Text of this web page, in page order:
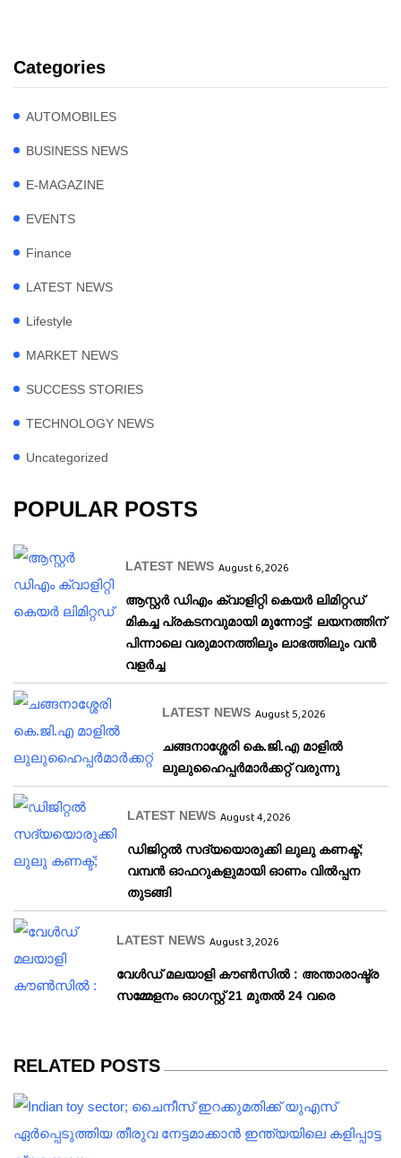
Categories
AUTOMOBILES
BUSINESS NEWS
E-MAGAZINE
EVENTS
Finance
LATEST NEWS
Lifestyle
MARKET NEWS
SUCCESS STORIES
TECHNOLOGY NEWS
Uncategorized
POPULAR POSTS
LATEST NEWS August 6, 2026
ആസ്റ്റർ ഡിഎം ക്വാളിറ്റി കെയർ ലിമിറ്റഡ്
മികച്ച പ്രകടനവുമായി മുന്നോട്ട്: ലയനത്തിന്
പിന്നാലെ വരുമാനത്തിലും ലാഭത്തിലും വൻ
വളർച്ച
LATEST NEWS August 5, 2026
ചങ്ങനാശ്ശേരി കെ.ജി.എ മാളിൽ
ലുലുഹൈപ്പർമാർക്കറ്റ് വരുന്നു
LATEST NEWS August 4, 2026
ഡിജിറ്റൽ സദ്യയൊരുക്കി ലുലു കണക്ട്;
വമ്പൻ ഓഫറുകളുമായി ഓണം വിൽപ്പന
തുടങ്ങി
LATEST NEWS August 3, 2026
വേള്‍ഡ് മലയാളി കൗണ്‍സില്‍ : അന്താരാഷ്ട്ര
സമ്മേളനം ഓഗസ്റ്റ് 21 മുതല്‍ 24 വരെ
RELATED POSTS